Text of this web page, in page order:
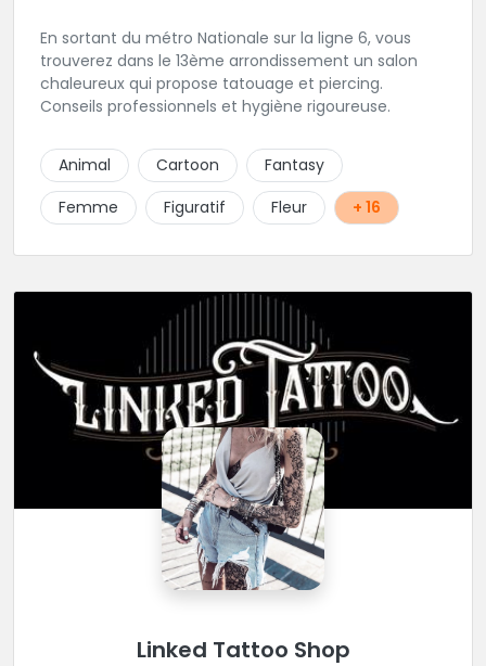
En sortant du métro Nationale sur la ligne 6, vous
trouverez dans le 13ème arrondissement un salon
chaleureux qui propose tatouage et piercing.
Conseils professionnels et hygiène rigoureuse.
Animal Cartoon
Fantasy
Femme
Figuratif Fleur + 16
Linked Tattoo Shop